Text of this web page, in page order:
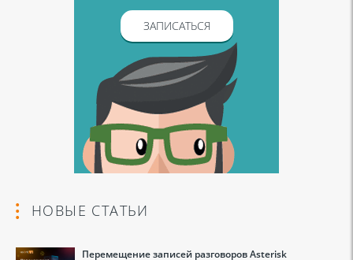
ЗАПИСАТЬСЯ
НОВЫЕ СТАТЬИ
Перемещение записей разговоров Asterisk